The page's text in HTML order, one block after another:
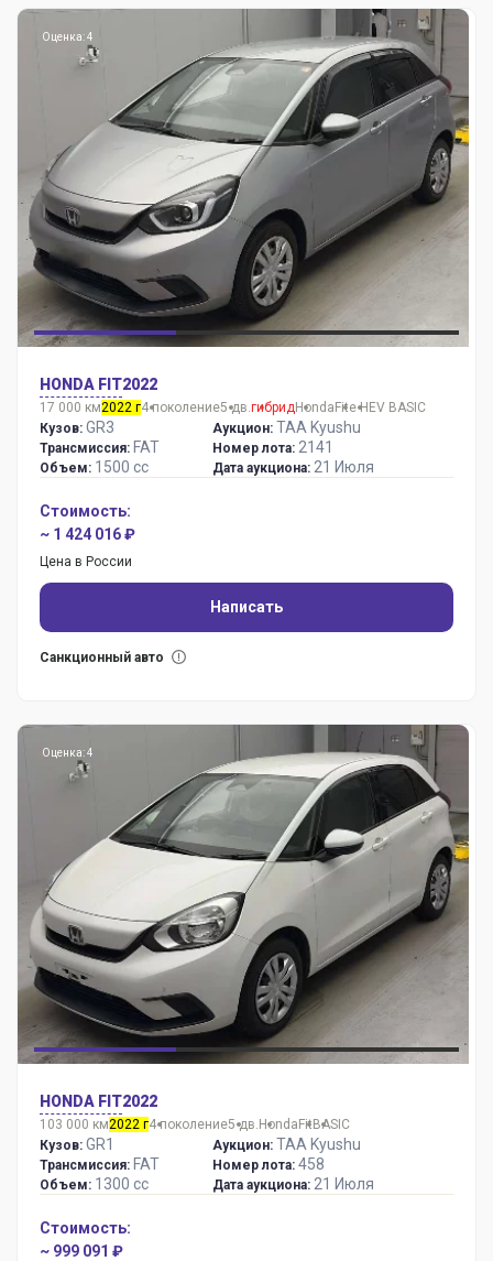
Оценка: 4
HONDA FIT2022
17 000 км2022 г4 поколение5 дв.гибридHonda Fite HEV BASIC
Кузов: GR3
Трансмиссия: FAT
Объем: 1500 сс
Аукцион: TAA Kyushu
Номер лота: 2141
Дата аукциона: 21 Июля
Стоимость:
~ 1 424 016 ₽
Цена в России
Написать
Санкционный авто
Оценка: 4
HONDA FIT2022
103 000 км2022 г4 поколение5 дв. HondaFitBASIC
Кузов: GR1
Трансмиссия: FAT
Объем: 1300 сс
Аукцион: TAA Kyushu
Номер лота: 458
Дата аукциона: 21 Июля
Стоимость:
~ 999 091 ₽